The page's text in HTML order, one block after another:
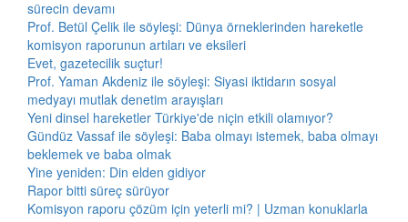
sürecin devamı
Prof. Betül Çelik ile söyleşi: Dünya örneklerinden hareketle
komisyon raporunun artıları ve eksileri
Evet, gazetecilik suçtur!
Prof. Yaman Akdeniz ile söyleşi: Siyasi iktidarın sosyal
medyayı mutlak denetim arayışları
Yeni dinsel hareketler Türkiye'de niçin etkili olamıyor?
Gündüz Vassaf ile söyleşi: Baba olmayı istemek, baba olmayı
beklemek ve baba olmak
Yine yeniden: Din elden gidiyor
Rapor bitti süreç sürüyor
Komisyon raporu çözüm için yeterli mi? | Uzman konuklarla